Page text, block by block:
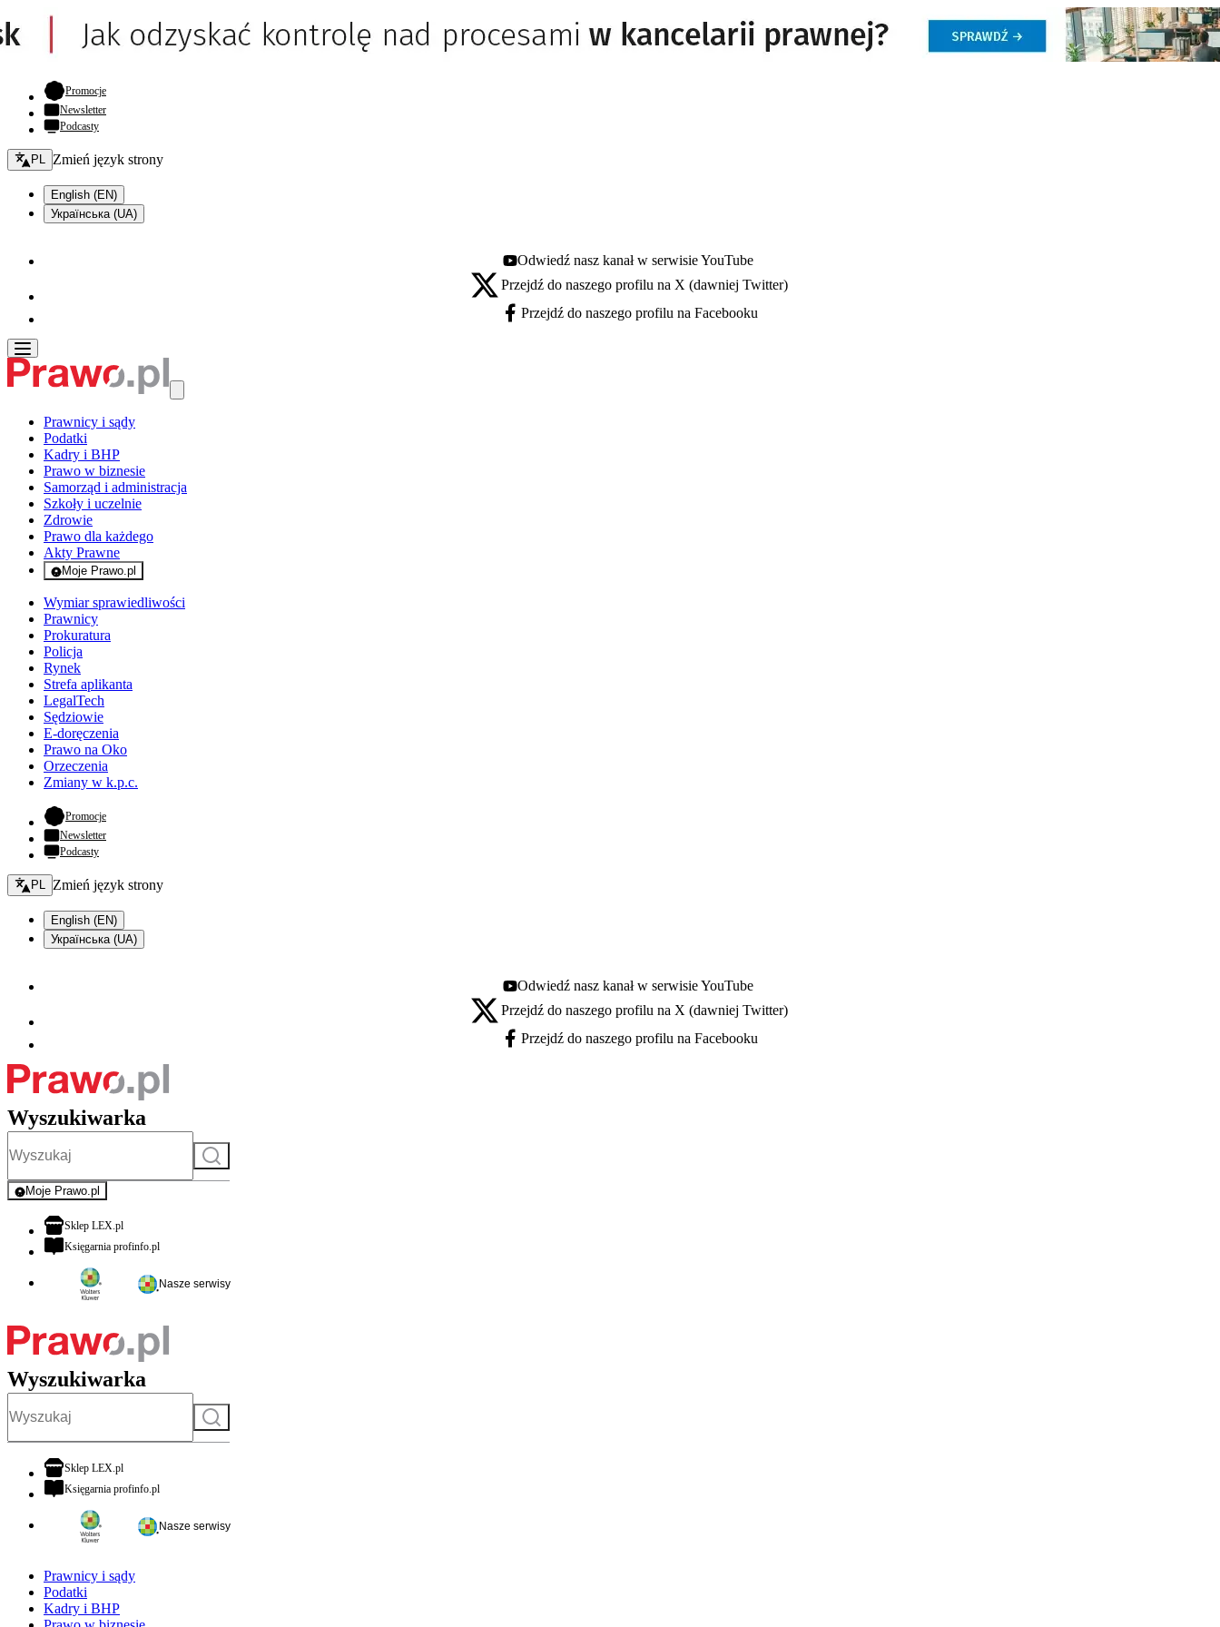
Promocje- otwiera się w nowej karcie
Newsletter
Podcasty
Zmień język - bieżący:
PL Zmień język strony
English (EN)
Українська (UA)
Youtube - otwiera się w nowej karcie
Odwiedź nasz kanał w serwisie YouTube
X - otwiera się w nowej karcie
Przejdź do naszego profilu na X (dawniej Twitter)
Facebook - otwiera się w nowej karcie
Przejdź do naszego profilu na Facebooku
Prawnicy i sądy
Podatki
Kadry i BHP
Prawo w biznesie
Samorząd i administracja
Szkoły i uczelnie
Zdrowie
Prawo dla każdego
Akty Prawne
Moje Prawo.pl
- rejestracja i logowanie do serwisu
Wymiar sprawiedliwości
Prawnicy
Prokuratura
Policja
Rynek
Strefa aplikanta
LegalTech
Sędziowie
E-doręczenia
Prawo na Oko
Orzeczenia
Zmiany w k.p.c.
Promocje- otwiera się w nowej karcie
Newsletter
Podcasty
Zmień język - bieżący:
PL Zmień język strony
English (EN)
Українська (UA)
Youtube - otwiera się w nowej karcie
Odwiedź nasz kanał w serwisie YouTube
X - otwiera się w nowej karcie
Przejdź do naszego profilu na X (dawniej Twitter)
Facebook - otwiera się w nowej karcie
Przejdź do naszego profilu na Facebooku
Wyszukiwarka
Szukaj
Moje Prawo.pl
- rejestracja i logowanie do serwisu
Sklep LEX.plotwiera się w nowej karcie
Księgarnia profinfo.plotwiera się w nowej karcie
Nasze serwisy
Wyszukiwarka
Szukaj
Sklep LEX.plotwiera się w nowej karcie
Księgarnia profinfo.plotwiera się w nowej karcie
Nasze serwisy
Prawnicy i sądy
Podatki
Kadry i BHP